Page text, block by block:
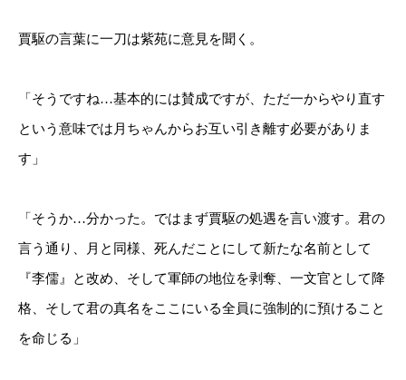
賈駆の言葉に一刀は紫苑に意見を聞く。
「そうですね…基本的には賛成ですが、ただ一からやり直す
という意味では月ちゃんからお互い引き離す必要がありま
す」
「そうか…分かった。ではまず賈駆の処遇を言い渡す。君の
言う通り、月と同様、死んだことにして新たな名前として
『李儒』と改め、そして軍師の地位を剥奪、一文官として降
格、そして君の真名をここにいる全員に強制的に預けること
を命じる」